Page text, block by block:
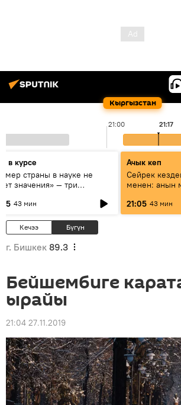
Кыргызстан
21:00 21:17
в курсе
страны в науке не
значения» — три
и Кыргызстана в
43 мин
Ачык кеп
Сейрек
менен: анын
жолу
21:05 43 мин
Кечээ Бүгүн
г. Бишкек 89.3
Бейшембиге
ырайы
21:04 27.11.2019